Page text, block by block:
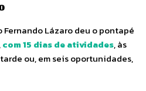
Fernando Lázaro deu o pontapé
com 15 dias de atividades, às
ou, em seis oportunidades,